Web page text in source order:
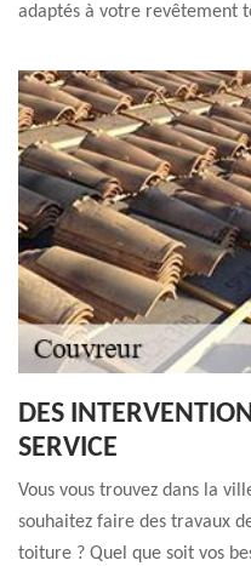
adaptés à votre revêtement
DES
SERVICE
Vous vous trouvez dans la
souhaitez faire des travaux
toiture ? Quel que soit vos